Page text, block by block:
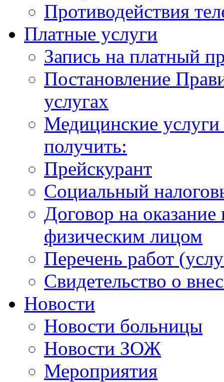
Противодействия
Платные услуги
Запись на платный
Постановление
услугах
Медицинские
получить:
Прейскурант
Социальный
Договор на
физическим лицом
Перечень работ
Свидетельство о
Новости
Новости больницы
Новости ЗОЖ
Мероприятия